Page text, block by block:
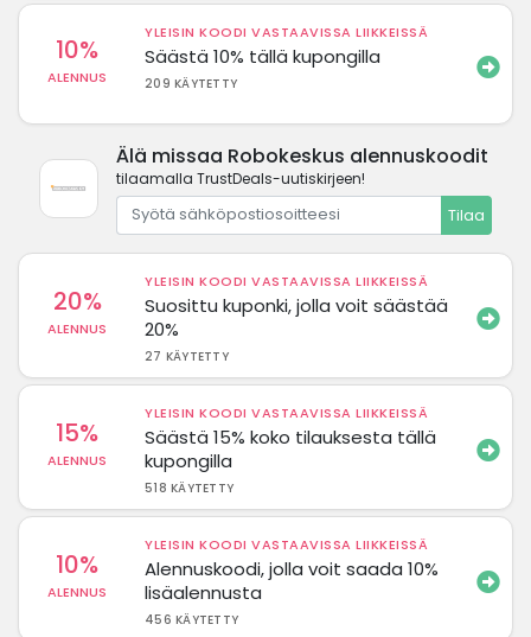
10%
ALENNUS
YLEISIN KOODI VASTAAVISSA LIIKKEISSÄ
Säästä 10% tällä kupongilla
209 KÄYTETTY
Älä missaa Robokeskus alennuskoodit
tilaamalla TrustDeals-uutiskirjeen!
Tilaa
20%
ALENNUS
YLEISIN KOODI VASTAAVISSA LIIKKEISSÄ
Suosittu kuponki, jolla voit säästää
20%
27 KÄYTETTY
15%
ALENNUS
YLEISIN KOODI VASTAAVISSA LIIKKEISSÄ
Säästä 15% koko tilauksesta tällä
kupongilla
518 KÄYTETTY
10%
ALENNUS
YLEISIN KOODI VASTAAVISSA LIIKKEISSÄ
Alennuskoodi, jolla voit saada 10%
lisäalennusta
456 KÄYTETTY